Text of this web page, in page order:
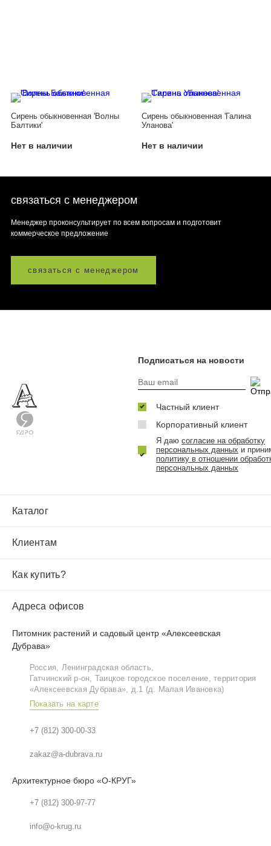
Сирень обыкновенная 'Волны
Балтики'
Нет в наличии
Сирень обыкновенная 'Галина
Уланова'
Нет в наличии
связаться с менеджером
Менеджер проконсультирует по всем вопросам и подготовит
коммерческое предложение
связаться с менеджером
Каталог
Клиентам
Как купить?
Адреса офисов
Питомник растений и садовый центр «Алексеевская
Дубрава»
Россия, Ленинградская область,
Гатчинский р‑он, Таицкое городское поселение, территория
«Алексеевская Дубрава», д.1 (д. Малая Ивановка)
Показать на карте
+7 (812) 300-00-33
zakaz@a-dubrava.ru
Архитектурное бюро «О-КРУГ»
+7 (812) 300-97-77
info@o-krug.ru
Подписаться на новости
Частный клиент
Корпоративный клиент
Я даю согласие на обработку
персональных данных и
политику в отношении
персональных данных